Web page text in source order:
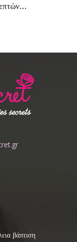
βάπτιση